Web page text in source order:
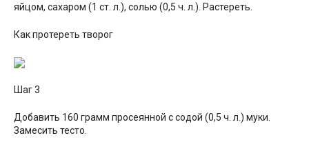
яйцом, сахаром (1 ст. л.), солью (0,5 ч. л.). Растереть.
Как протереть творог
Шаг 3
Добавить 160 грамм просеянной с содой (0,5 ч. л.) муки.
Замесить тесто.